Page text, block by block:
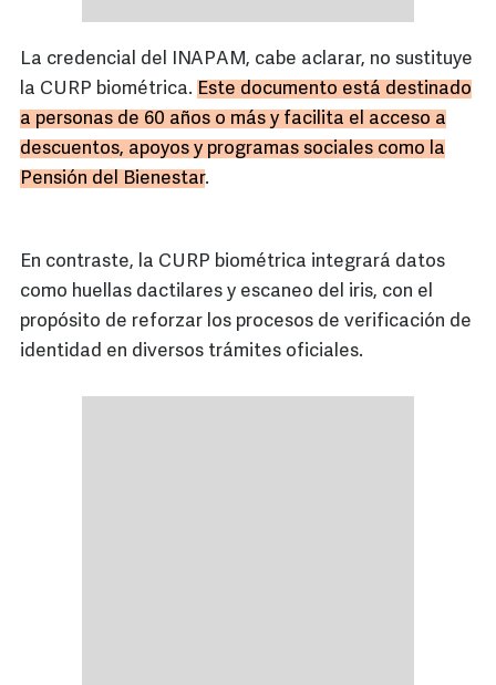
La credencial del INAPAM, cabe aclarar, no sustituye
la CURP biométrica. Este documento está destinado
a personas de 60 años o más y facilita el acceso a
descuentos, apoyos y programas sociales como la
Pensión del Bienestar.
En contraste, la CURP biométrica integrará datos
como huellas dactilares y escaneo del iris, con el
propósito de reforzar los procesos de verificación de
identidad en diversos trámites oficiales.